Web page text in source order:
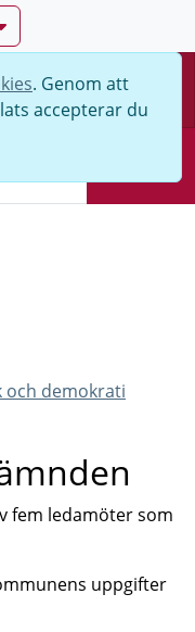
Meny
. Genom att
accepterar du
och demokrati
fem ledamöter som
uppgifter